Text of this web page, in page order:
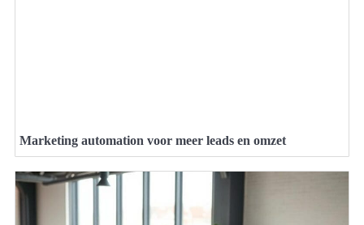
Marketing automation voor meer leads en omzet